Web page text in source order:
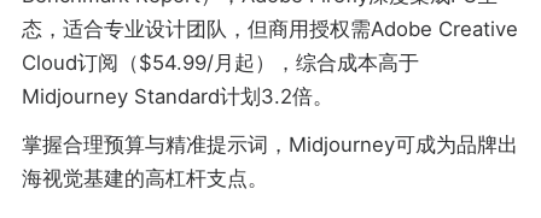
态，适合专业设计团队，但商用授权需Adobe Creative
Cloud订阅（$54.99/月起），综合成本高于
Midjourney Standard计划3.2倍。
掌握合理预算与精准提示词，Midjourney可成为品牌出
海视觉基建的高杠杆支点。